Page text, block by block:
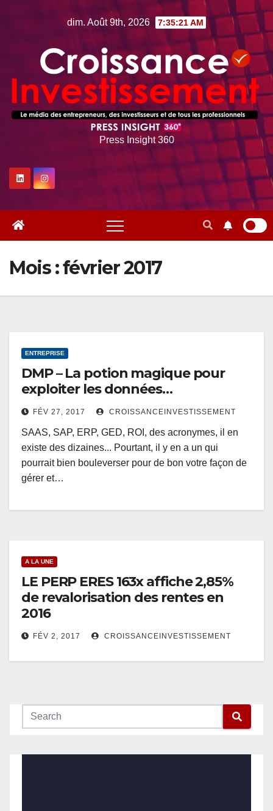
dim. Août 9th, 2026 7:35:22 AM
Press Insight 360
Mois :février 2017
ENTREPRISE
DMP – La potion magique pour
exploiter les données…
FÉV 27, 2017 CROISSANCEINVESTISSEMENT
SAAS, SAP, ERP, GED, ROI, des acronymes, il en
existe des dizaines... Pourtant, il y en a un qui
pourrait bien bouleverser pour de bon votre façon de
gérer et…
A LA UNE
LE PERP ERES 163x affiche 2,85%
de revalorisation des rentes en
2016
FÉV 2, 2017 CROISSANCEINVESTISSEMENT